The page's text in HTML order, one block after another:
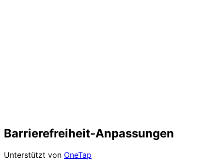
Barrierefreiheit-Anpassungen
Unterstützt von OneTap